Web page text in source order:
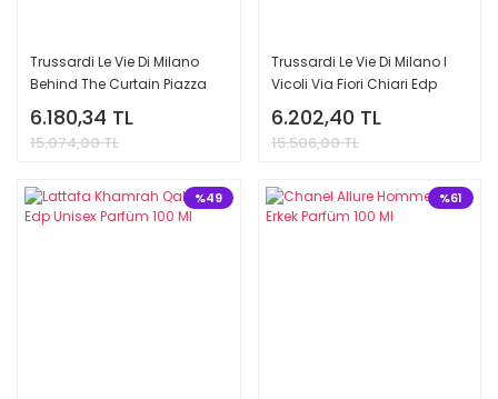
Trussardi Le Vie Di Milano
Behind The Curtain Piazza
Alla Scala Edp Unisex
Parfüm 100 Ml
6.180,34 TL
15.074,00 TL
Trussardi Le Vie Di Milano I
Vicoli Via Fiori Chiari Edp
Unisex Parfüm 100 Ml
6.202,40 TL
15.506,00 TL
%49 %61